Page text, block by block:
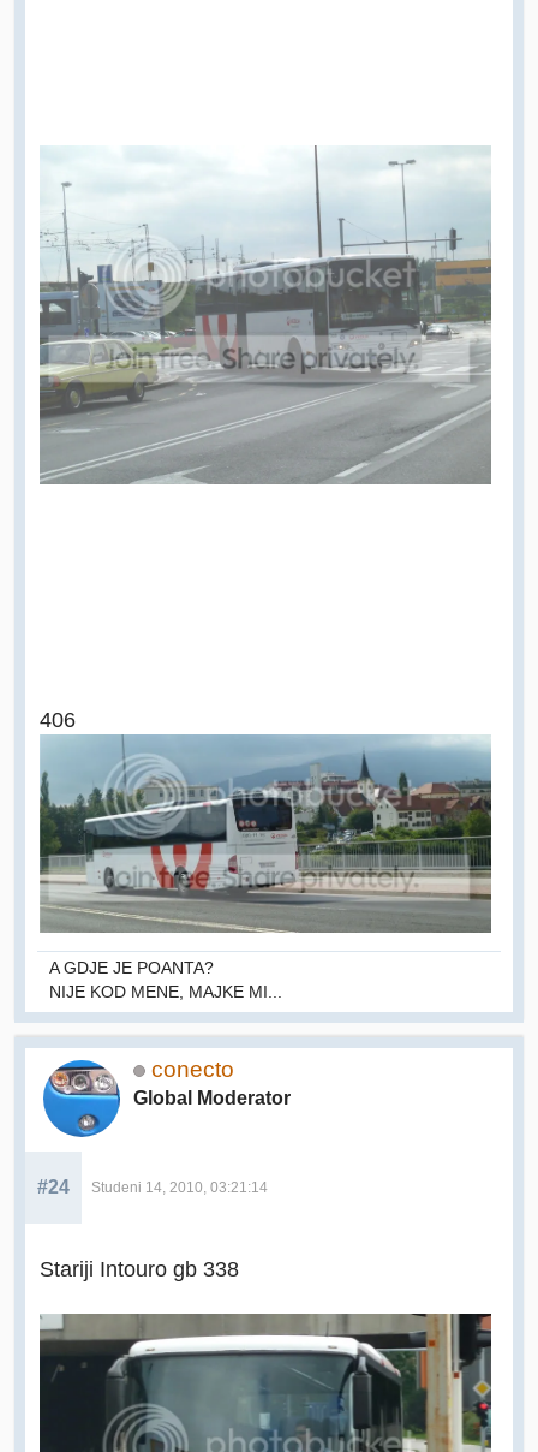
406
A GDJE JE POANTA?
NIJE KOD MENE, MAJKE MI...
conecto
Global Moderator
#24 Studeni 14, 2010, 03:21:14
Stariji Intouro gb 338